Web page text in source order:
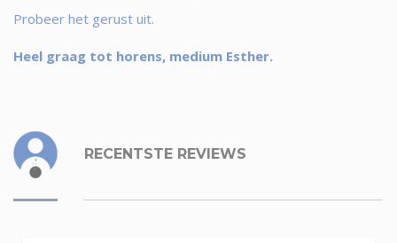
Probeer het gerust uit.
Heel graag tot horens, medium Esther.
RECENTSTE REVIEWS